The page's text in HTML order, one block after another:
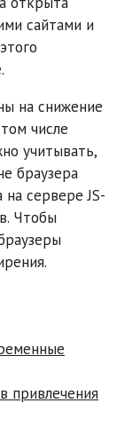
сайтами и
на снижение
числе
учитывать,
браузера
сервере JS-
Чтобы
привлечения